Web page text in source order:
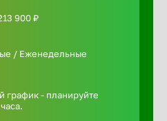
900 ₽
/ Еженедельные
график - планируйте